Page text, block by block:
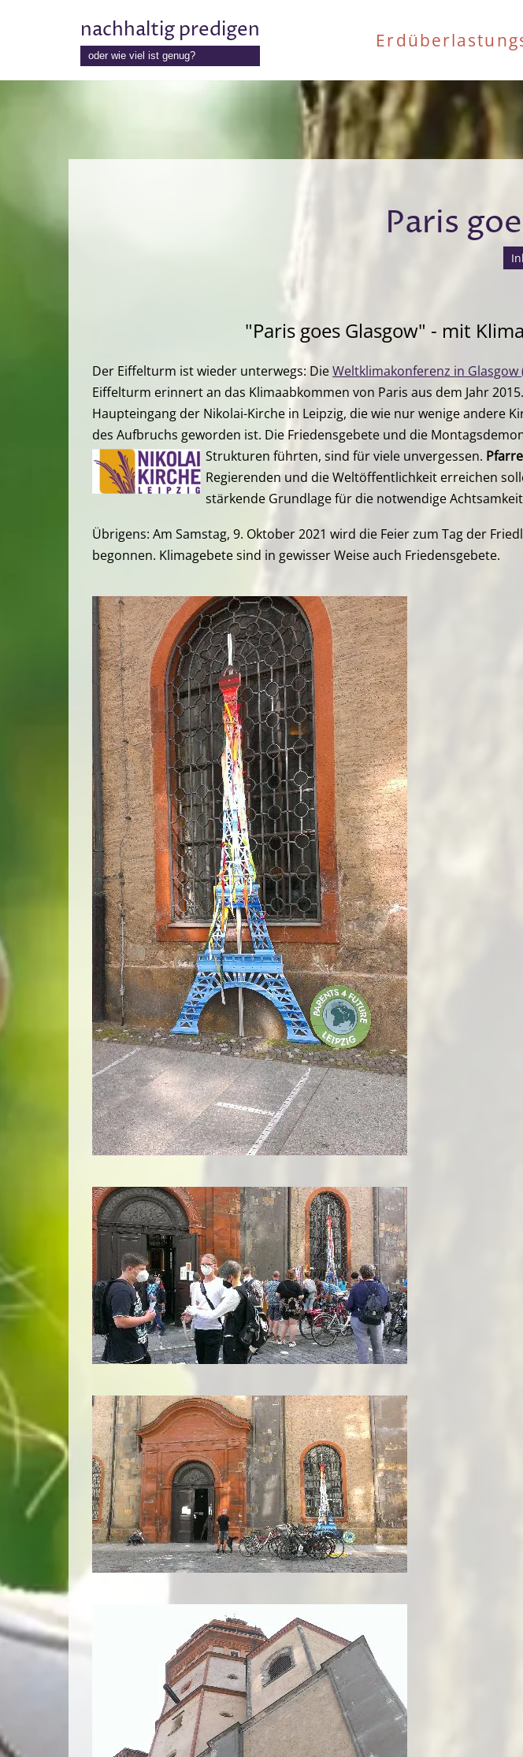
springen
nachhaltig predigen
oder wie viel ist genug?
Paris
"Paris goes Glasgow" - mit
Der Eiffelturm ist wieder unterwegs: DieWeltklimakonferenz in Glasgow
Eiffelturm erinnert an das Klimaabkommen von Paris aus dem Jahr
Haupteingang der Nikolai-Kirche in Leipzig, die wie nur wenige andere
des Aufbruchs geworden ist. Die Friedensgebete und die
Strukturen führten, sind für viele unvergessen.
Regierenden und die Weltöffentlichkeit erreichen
stärkende Grundlage für die notwendige
Übrigens: Am Samstag, 9. Oktober 2021 wird die Feier zum Tag der
begonnen. Klimagebetesind in gewisser Weiseauch Friedensgebete.